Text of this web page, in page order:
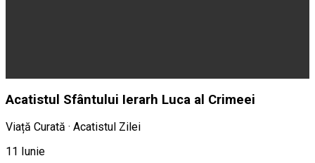
Acatistul Sfântului Ierarh Luca al Crimeei
Viață Curată · Acatistul Zilei
11 Iunie